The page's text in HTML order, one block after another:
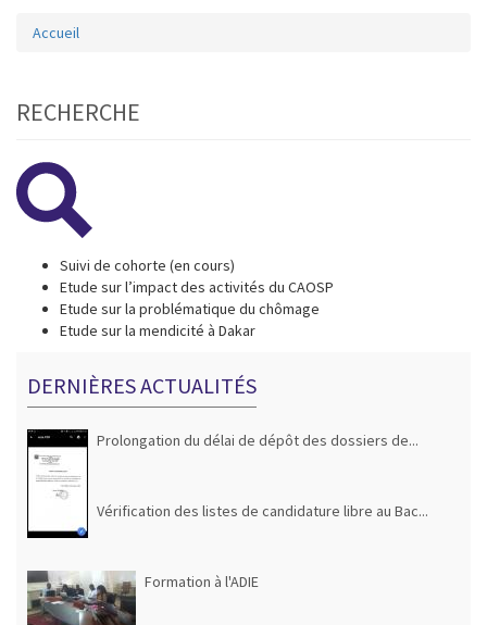
Vous êtes ici
Accueil
RECHERCHE
Suivi de cohorte (en cours)
Etude sur l’impact des activités du CAOSP
Etude sur la problématique du chômage
Etude sur la mendicité à Dakar
DERNIÈRES ACTUALITÉS
Prolongation du délai de dépôt des dossiers de...
Vérification des listes de candidature libre au Bac...
Formation à l'ADIE